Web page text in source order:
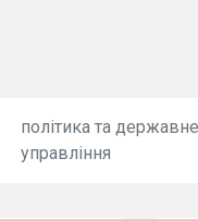
політика та державне
управління